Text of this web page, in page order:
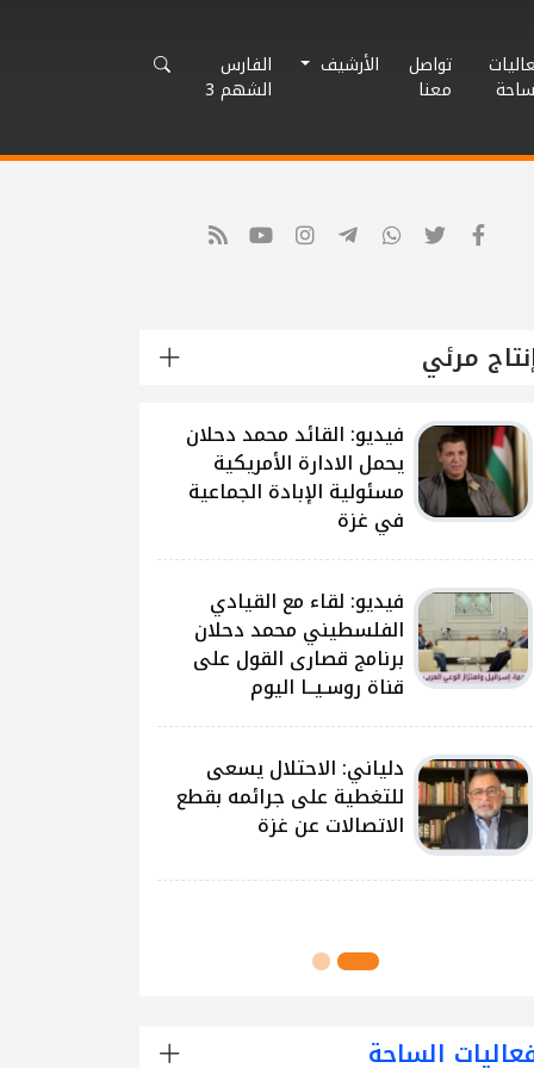
تواصل
معنا
الأرشيف الفارس
الشهم 3
مرئي
شاهد: لقاء القيادي
الفلسطيني محمد دحلان
حول تطورات الحرب
الاسرائيلية
النيرب: اللجنة الوطنية
للشراكة والتنمية بدأت بتوزيع
آلاف الحقائب على الطلبة
اللجنة الوطنية للشراكة
والتنمية تُنفذ مشروع توزيع
محافظة رفح
الساحة